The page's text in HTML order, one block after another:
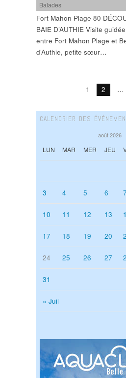
Balades
Fort Mahon Plage 80
BAIE D’AUTHIE Visite
entre Fort Mahon Plage et
d’Authie, petite sœur…
1 2 …
CALENDRIER DES
août 2026
LUN MAR MER JEU
« Juil
3 4 5 6 7
10 11 12 13
17 18 19 20
24 25 26 27
31